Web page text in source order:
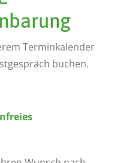
Terminkalender
buchen.